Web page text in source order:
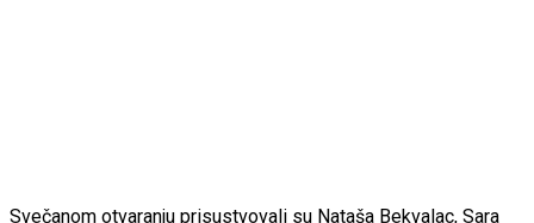
Svečanom otvaranju prisustvovali su Nataša Bekvalac, Sara